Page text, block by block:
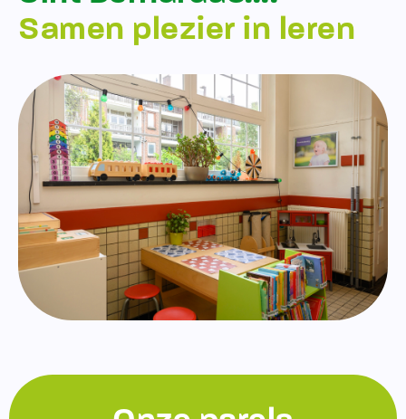
Samen plezier in leren